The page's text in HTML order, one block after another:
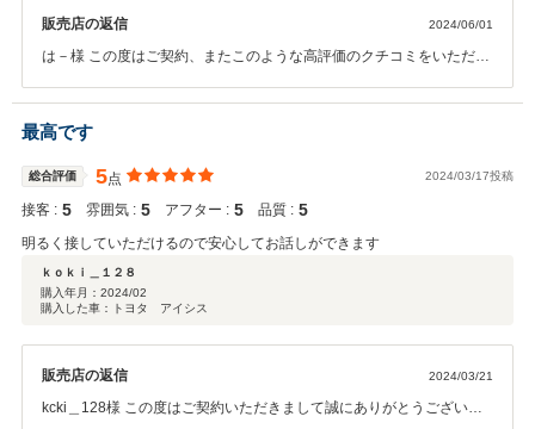
販売店の返信 2024/06/01
は－様 この度はご契約、またこのような高評価のクチコミをいただき
ト開催などご案内させていただきます。次回お車をお買い求めになる
際も ぜひお手伝いさせて頂ければ幸いです。何卒宜しくお願い致しま
最高です
総合評価 5点 2024/03/17投稿
接客 : 5 雰囲気 : 5 アフター : 5 品質 : 5
明るく接していただけるので安心してお話しができます
ｋｏｋｉ＿１２８
購入年月： 2024/02
購入した車：トヨタ アイシス
販売店の返信 2024/03/21
kcki＿128様 この度はご契約いただきまして誠にありがとうございま